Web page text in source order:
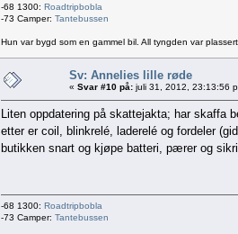
-68 1300: Roadtripbobla
-73 Camper: Tantebussen
Hun var bygd som en gammel bil. All tyngden var
Sv: Annelies lille røde
« Svar #10 på: juli 31, 2012, 23:13:56
Liten oppdatering på skattejakta; har skaffa
etter er coil, blinkrelé, laderelé og fordeler
butikken snart og kjøpe batteri, pærer og
-68 1300: Roadtripbobla
-73 Camper: Tantebussen